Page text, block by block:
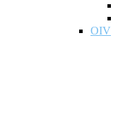
OIV